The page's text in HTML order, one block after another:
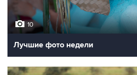
10
Лучшие фото недели